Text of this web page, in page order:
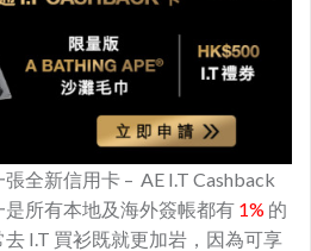
全新信用卡 – AE I.T Cashback
所有本地及海外簽帳都有 1% 的
I.T 買衫既就更加岩，因為可享